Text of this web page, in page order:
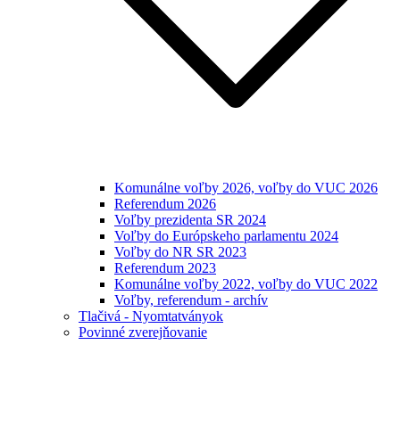
Komunálne voľby 2026, voľby do VUC 2026
Referendum 2026
Voľby prezidenta SR 2024
Voľby do Európskeho parlamentu 2024
Voľby do NR SR 2023
Referendum 2023
Komunálne voľby 2022, voľby do VUC 2022
Voľby, referendum - archív
Tlačivá - Nyomtatványok
Povinné zverejňovanie